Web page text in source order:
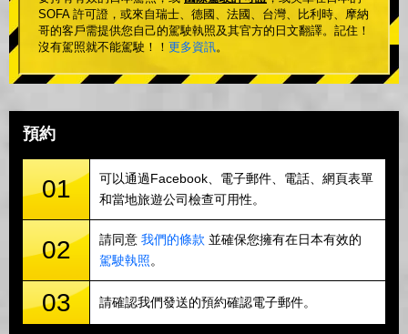
SOFA 許可證，或來自瑞士、德國、法國、台灣、比利時、摩納
哥的客戶需提供您自己的駕駛執照及其官方的日文翻譯。記住！
沒有駕照就不能駕駛！！ 更多資訊。
預約
01
可以通過Facebook、電子郵件、電話、網頁表單
和當地旅遊公司檢查可用性。
02 請同意 我們的條款 並確保您擁有在日本有效的
駕駛執照。
03 請確認我們發送的預約確認電子郵件。